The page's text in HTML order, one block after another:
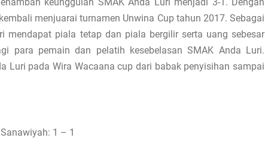
menjuarai turnamen Unwina Cup tahun 2017. Sebagai
mendapat piala tetap dan piala bergilir serta uang sebesar
para pemain dan pelatih kesebelasan SMAK Anda Luri.
Luri pada Wira Wacaana cup dari babak penyisihan sampai
1 – 1